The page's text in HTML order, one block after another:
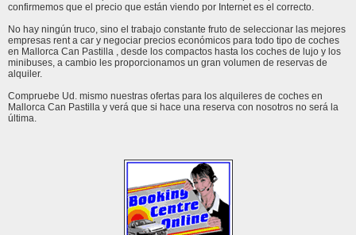
confirmemos que el precio que están viendo por Internet es el correcto.
No hay ningún truco, sino el trabajo constante fruto de seleccionar las mejores
empresas rent a car y negociar precios económicos para todo tipo de coches
en Mallorca Can Pastilla , desde los compactos hasta los coches de lujo y los
minibuses, a cambio les proporcionamos un gran volumen de reservas de
alquiler.
Compruebe Ud. mismo nuestras ofertas para los alquileres de coches en
Mallorca Can Pastilla y verá que si hace una reserva con nosotros no será la
última.